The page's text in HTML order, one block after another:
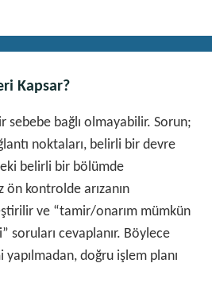
Kapsar?
sebebe bağlı olmayabilir. Sorun;
noktaları, belirli bir devre
belirli bir bölümde
kontrolde arızanın
ve “tamir/onarım mümkün
soruları cevaplanır. Böylece
doğru işlem planı